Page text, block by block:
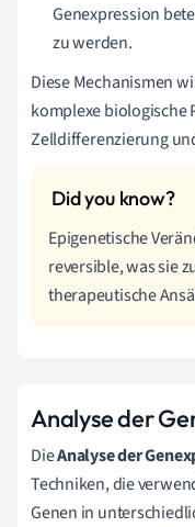
Genexpression
zu werden.
Diese Mechanismen
komplexe biologische
Zelldifferenzierung
Epigenetische
reversible, was sie
therapeutische
Analyse der
DieAnalyse der
Techniken, die
Genen in